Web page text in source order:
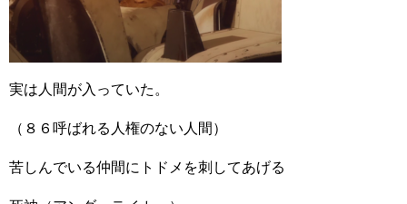
実は人間が入っていた。
（８６呼ばれる人権のない人間）
苦しんでいる仲間にトドメを刺してあげる